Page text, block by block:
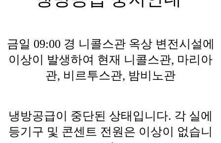
금일 09:00 경 니콜스관 옥상 변전시설에
이상이 발생하여 현재 니콜스관, 마리아
관, 비르투스관, 밤비노관
냉방공급이 중단된 상태입니다. 각 실에
등기구 및 콘센트 전원은 이상이 없습니